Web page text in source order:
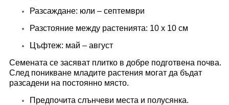
Разсаждане: юли – септември
Разстояние между растенията: 10 x 10 см
Цъфтеж: май – август
Семената се засяват плитко в добре подготвена почва.
След поникване младите растения могат да бъдат
разсадени на постоянно място.
Предпочита слънчеви места и полусянка.